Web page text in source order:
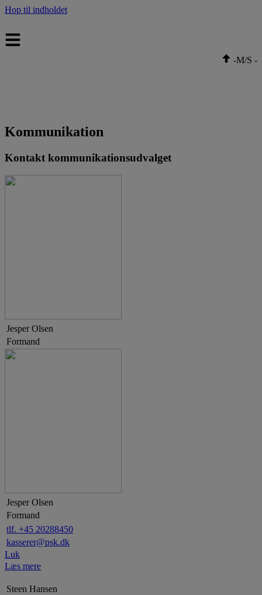
Hop til indholdet
-M/S -
Kommunikation
Kontakt kommunikationsudvalget
Jesper Olsen
Formand
Jesper Olsen
Formand
tlf. +45 20288450
kasserer@psk.dk
Luk
Læs mere
Steen Hansen